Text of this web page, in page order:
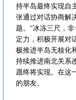
持半岛最终实现自
张通过对话协商解
题。“冰冻三尺，
定力，积极开展对
极推进半岛无核化
持续推进南北关系
愿终将实现。在这
的朋友。